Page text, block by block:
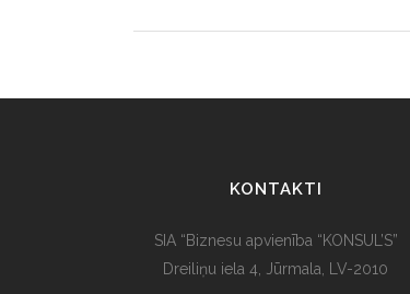
KONTAKTI
SIA “Biznesu apvienība “KONSUL’S”
Dreiliņu iela 4, Jūrmala, LV-2010